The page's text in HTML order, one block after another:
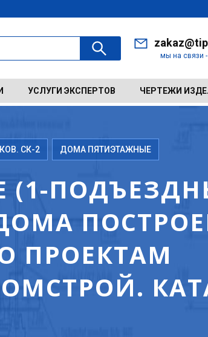
мы на связи
УСЛУГИ ЭКСПЕРТОВ ЧЕРТЕЖИ
СК-2 ДОМА ПЯТИЭТАЖНЫЕ
ПРОЕКТАМ